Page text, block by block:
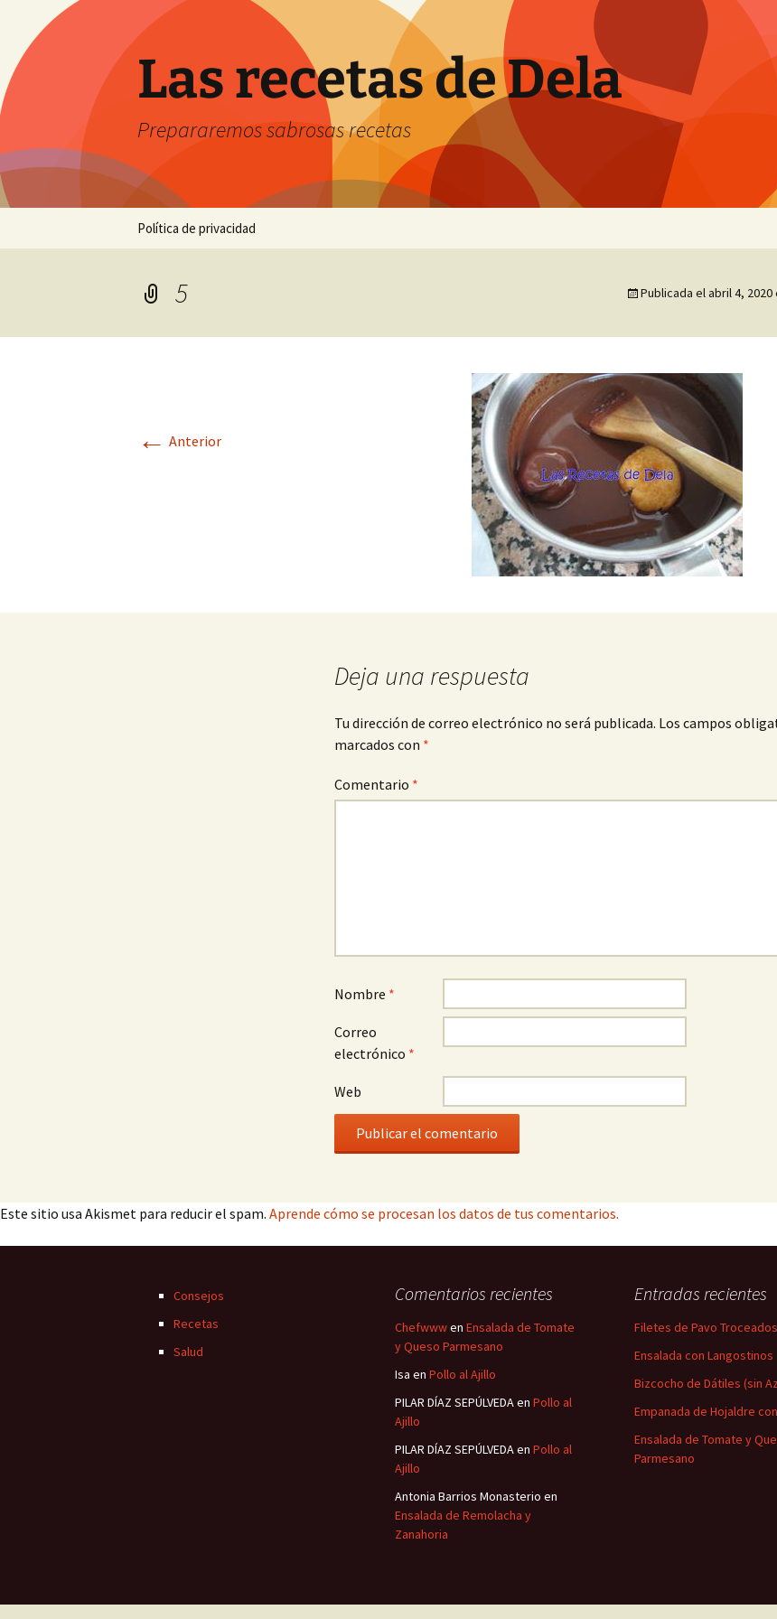
contenido
Las recetas de Dela
Prepararemos sabrosas recetas
Política de privacidad
5 Publicada elabril 4, 2020
← Anterior
Deja una respuesta
Tu dirección de correo electrónico no será publicada. Los campos
marcados con *
Comentario *
Nombre *
Correo
electrónico *
Web
Este sitio usa Akismet para reducir el spam. Aprende cómo se procesan los datos de tus comentarios.
Consejos
Recetas
Salud
Comentarios recientes
Chefwwwen Ensalada de Tomate
y Queso Parmesano
Isa en Pollo al Ajillo
PILAR DÍAZ SEPÚLVEDAen Pollo al
Ajillo
PILAR DÍAZ SEPÚLVEDAen Pollo al
Ajillo
Antonia Barrios Monasterio en
Ensalada de Remolacha y
Zanahoria
Entradas recientes
Filetes de Pavo Troceados
Ensalada con Langostinos
Bizcocho de Dátiles (sin
Empanada de Hojaldre
Ensalada de Tomate y
Parmesano